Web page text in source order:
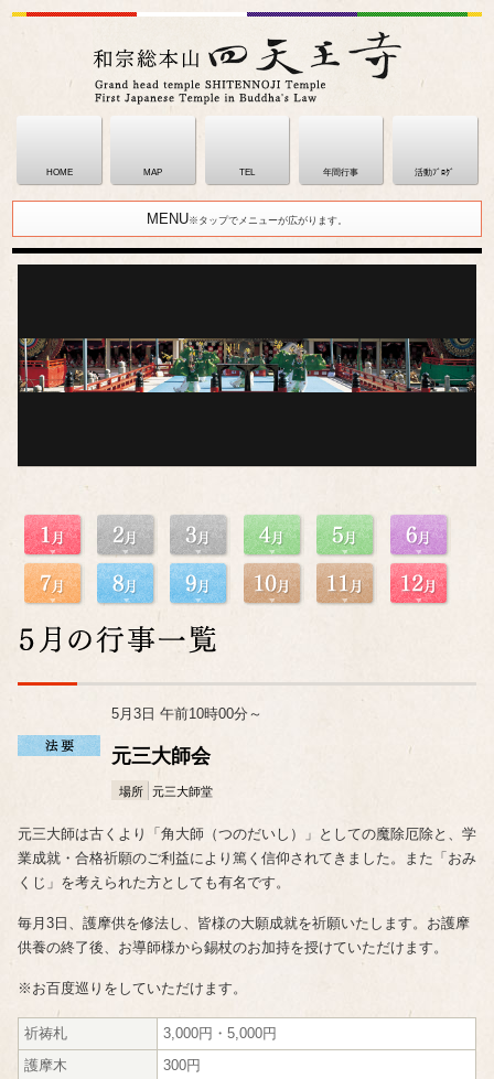
HOME MAP TEL 年間行事 活動ﾌﾞﾛｸﾞ
MENU※タップでメニューが広がります。
5月3日 午前10時00分～
元三大師会
場所 元三大師堂
元三大師は古くより「角大師（つのだいし）」としての魔除厄除と、学
業成就・合格祈願のご利益により篤く信仰されてきました。また「おみ
くじ」を考えられた方としても有名です。
毎月3日、護摩供を修法し、皆様の大願成就を祈願いたします。お護摩
供養の終了後、お導師様から錫杖のお加持を授けていただけます。
※お百度巡りをしていただけます。
祈祷札
3,000円・5,000円
護摩木
300円